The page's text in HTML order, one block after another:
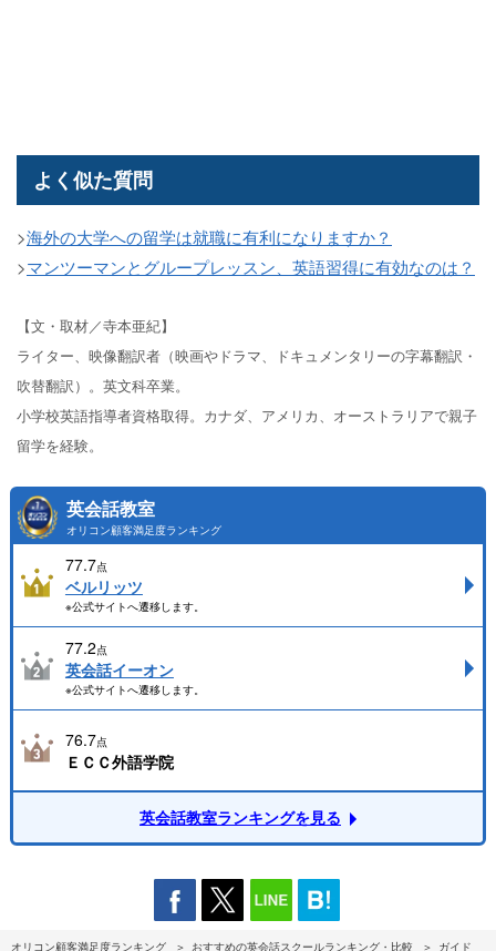
よく似た質問
>海外の大学への留学は就職に有利になりますか？
>マンツーマンとグループレッスン、英語習得に有効なのは？
【文・取材／寺本亜紀】
ライター、映像翻訳者（映画やドラマ、ドキュメンタリーの字幕翻訳・
吹替翻訳）。英文科卒業。
小学校英語指導者資格取得。カナダ、アメリカ、オーストラリアで親子
留学を経験。
英会話教室
オリコン顧客満足度ランキング
77.7点
ベルリッツ
※公式サイトへ遷移します。
77.2点
英会話イーオン
※公式サイトへ遷移します。
76.7点
ＥＣＣ外語学院
英会話教室ランキングを見る
オリコン顧客満足度ランキング おすすめの英会話スクールランキング・比較
ガイド